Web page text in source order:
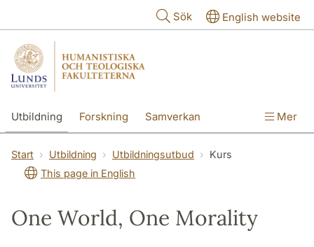
Sök English website
Utbildning Forskning Samverkan Mer
Start Utbildning Utbildningsutbud
Kurs
This page in English
One World, One Morality